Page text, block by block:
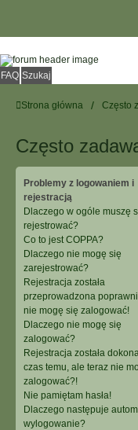
FAQ Szukaj
Strona główna Często
Często
Problemy z logowaniem i
rejestracją
Dlaczego w ogóle muszę
rejestrować?
Co to jest COPPA?
Dlaczego nie mogę się
zarejestrować?
Rejestracja została
przeprowadzona
nie mogę się zalogować!
Dlaczego nie mogę się
zalogować?
Rejestracja została
czas temu, ale teraz nie
zalogować?!
Nie pamiętam hasła!
Dlaczego następuje
wylogowanie?